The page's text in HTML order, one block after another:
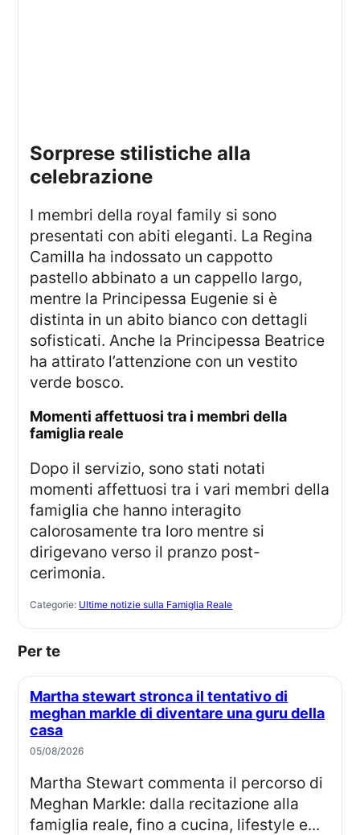
sorprese stilistiche alla
celebrazione
I membri della royal family si sono
presentati con abiti eleganti. La Regina
Camilla ha indossato un cappotto
pastello abbinato a un cappello largo,
mentre la Principessa Eugenie si è
distinta in un abito bianco con dettagli
sofisticati. Anche la Principessa Beatrice
ha attirato l’attenzione con un vestito
verde bosco.
momenti affettuosi tra i membri della
famiglia reale
Dopo il servizio, sono stati notati
momenti affettuosi tra i vari membri della
famiglia che hanno interagito
calorosamente tra loro mentre si
dirigevano verso il pranzo post-
cerimonia.
Categorie: Ultime notizie sulla Famiglia Reale
Per te
Martha stewart stronca il tentativo di
meghan markle di diventare una guru della
casa
05/08/2026
Martha Stewart commenta il percorso di
Meghan Markle: dalla recitazione alla
famiglia reale, fino a cucina, lifestyle e...